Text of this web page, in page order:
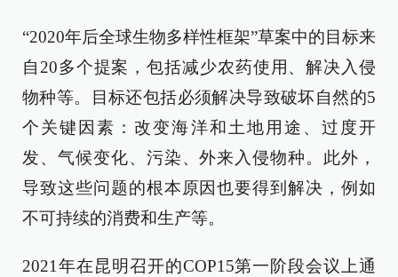
“2020年后全球生物多样性框架”草案中的目标来
自20多个提案，包括减少农药使用、解决入侵
物种等。目标还包括必须解决导致破坏自然的5
个关键因素：改变海洋和土地用途、过度开
发、气候变化、污染、外来入侵物种。此外，
导致这些问题的根本原因也要得到解决，例如
不可持续的消费和生产等。
2021年在昆明召开的COP15第一阶段会议上通